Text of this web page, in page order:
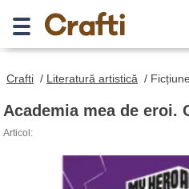
Crafti / Literatură artistică /
Academia mea de eroi.
Articol: